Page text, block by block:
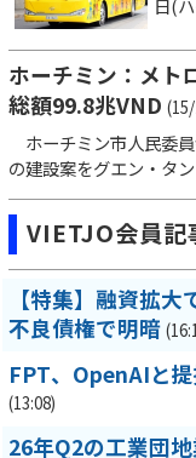
日(
ホーチミン：メト
総額99.8兆VND
ホーチミン市人民委
の建設案をグエン・タ
VIETJO会員記
【特集】融資拡
不良債権で明暗
FPT、OpenAIと
(13:08)
26年Q2の工業団